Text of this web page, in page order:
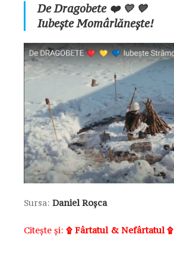
De Dragobete ❤️ 💛 💙
Iubește Momârlănește!
Sursa: Daniel Roșca
Citește și: ۩ Fârtatul & Nefârtatul ۩